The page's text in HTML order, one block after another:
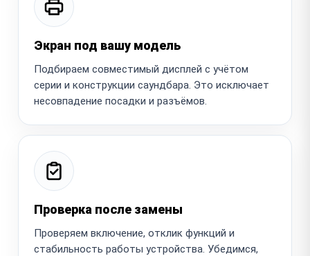
Экран под вашу модель
Подбираем совместимый дисплей с учётом
серии и конструкции саундбара. Это исключает
несовпадение посадки и разъёмов.
Проверка после замены
Проверяем включение, отклик функций и
стабильность работы устройства. Убедимся,